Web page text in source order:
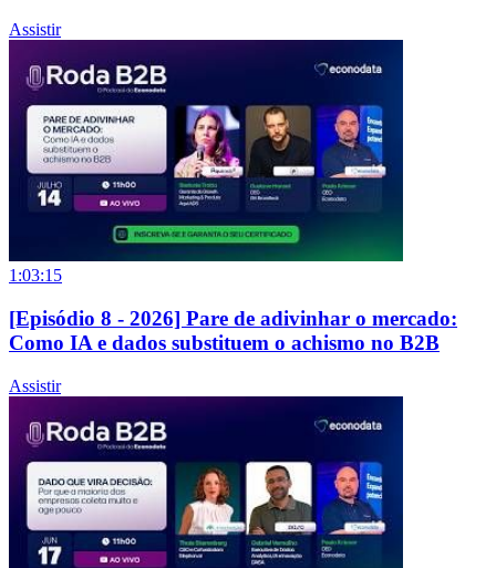
Assistir
1:03:15
[Episódio 8 - 2026] Pare de adivinhar o mercado:
Como IA e dados substituem o achismo no B2B
Assistir